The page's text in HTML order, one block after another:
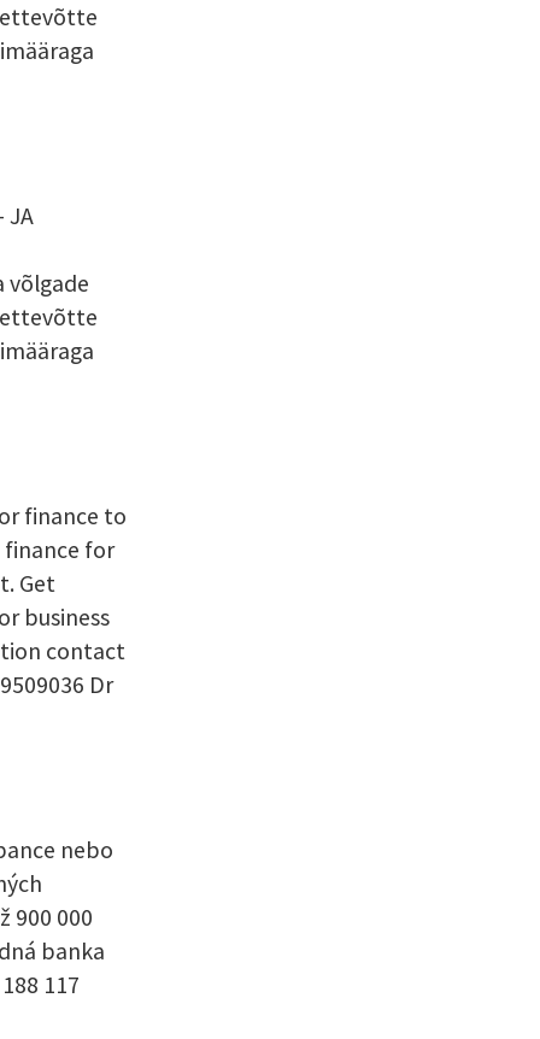
ettevõtte
JA
võlgade
ettevõtte
finance to
finance for
Get
business
contact
Dr
nebo
900 000
banka
117